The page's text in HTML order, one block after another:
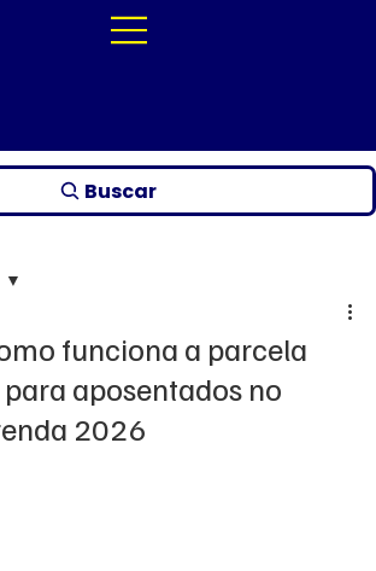
Buscar
funciona a parcela
aposentados no
2026